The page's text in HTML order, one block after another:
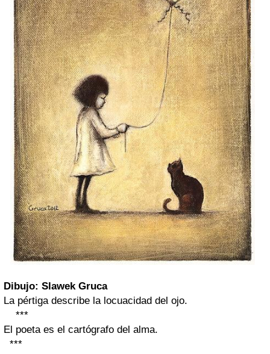
Dibujo: Slawek Gruca
La pértiga describe la locuacidad del ojo.
***
El poeta es el cartógrafo del alma.
***